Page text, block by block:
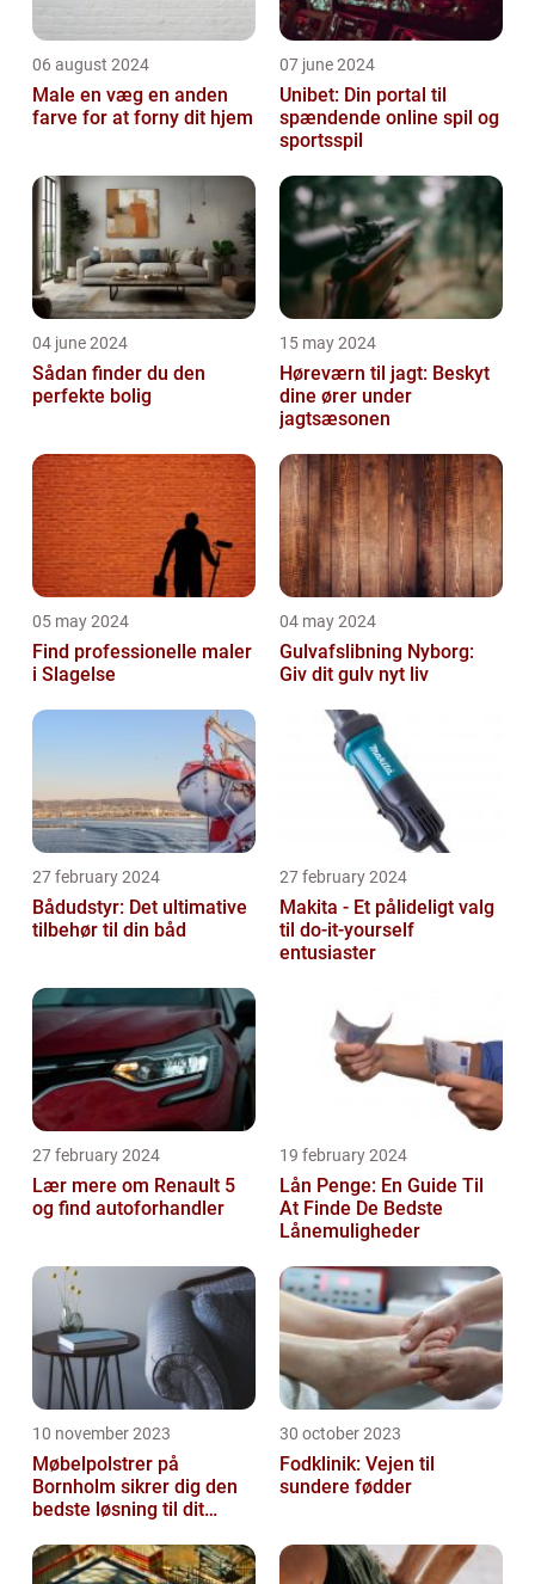
06 august 2024
Male en væg en anden
farve for at forny dit hjem
07 june 2024
Unibet: Din portal til
spændende online spil og
sportsspil
04 june 2024
Sådan finder du den
perfekte bolig
15 may 2024
Høreværn til jagt: Beskyt
dine ører under
jagtsæsonen
05 may 2024
Find professionelle maler
i Slagelse
04 may 2024
Gulvafslibning Nyborg:
Giv dit gulv nyt liv
27 february 2024
Bådudstyr: Det ultimative
tilbehør til din båd
27 february 2024
Makita - Et pålideligt valg
til do-it-yourself
entusiaster
27 february 2024
Lær mere om Renault 5
og find autoforhandler
19 february 2024
Lån Penge: En Guide Til
At Finde De Bedste
Lånemuligheder
10 november 2023
Møbelpolstrer på
Bornholm sikrer dig den
bedste løsning til dit
30 october 2023
Fodklinik: Vejen til
sundere fødder